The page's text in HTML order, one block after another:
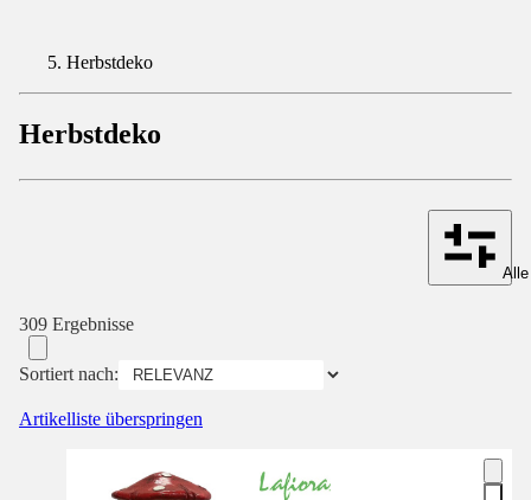
Herbstdeko
Herbstdeko
309 Ergebnisse
Sortiert nach:
Artikelliste überspringen